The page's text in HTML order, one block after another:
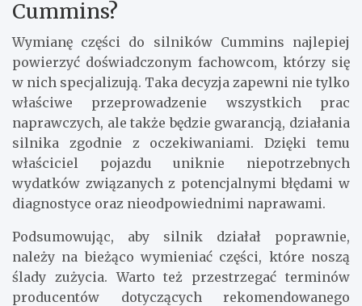
Cummins?
Wymianę części do silników Cummins najlepiej
powierzyć doświadczonym fachowcom, którzy się
w nich specjalizują. Taka decyzja zapewni nie tylko
właściwe przeprowadzenie wszystkich prac
naprawczych, ale także będzie gwarancją, działania
silnika zgodnie z oczekiwaniami. Dzięki temu
właściciel pojazdu uniknie niepotrzebnych
wydatków związanych z potencjalnymi błędami w
diagnostyce oraz nieodpowiednimi naprawami.
Podsumowując, aby silnik działał poprawnie,
należy na bieżąco wymieniać części, które noszą
ślady zużycia. Warto też przestrzegać terminów
producentów dotyczących rekomendowanego